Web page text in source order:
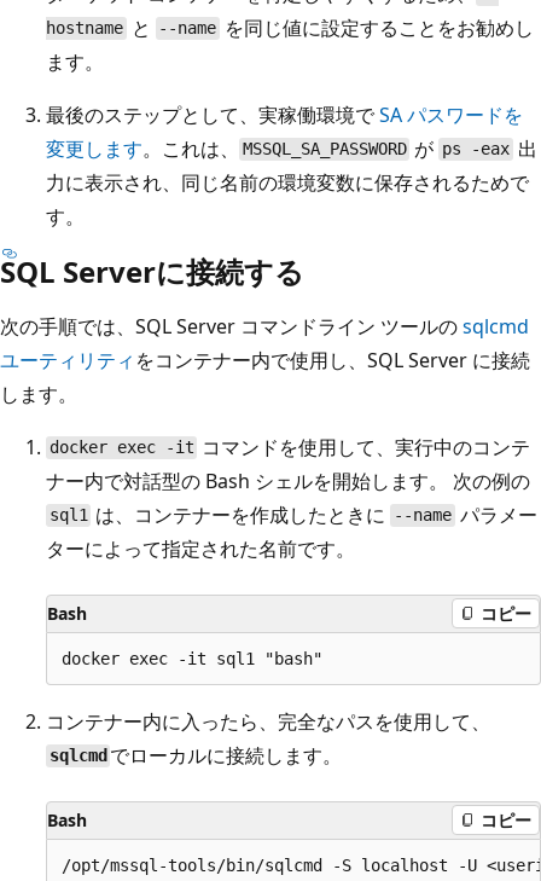
hostname と --name を同じ値に設定することをお勧めし
ます。
最後のステップとして、実稼働環境でSA パスワードを
変更します。これは、 MSSQL_SA_PASSWORD が ps -eax 出
力に表示され、同じ名前の環境変数に保存されるためで
す。
SQL Serverに接続する
次の手順では、SQL Server コマンドライン ツールのsqlcmd
ユーティリティ をコンテナー内で使用し、SQL Server に接続
します。
docker exec -it コマンドを使用して、実行中のコンテ
ナー内で対話型の Bash シェルを開始します。 次の例の
sql1 は、コンテナーを作成したときに --name パラメー
ターによって指定された名前です。
Bash コピー
コンテナー内に入ったら、完全なパスを使用して、
sqlcmd でローカルに接続します。
Bash コピー